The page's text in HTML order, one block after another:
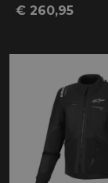
€ 260,95